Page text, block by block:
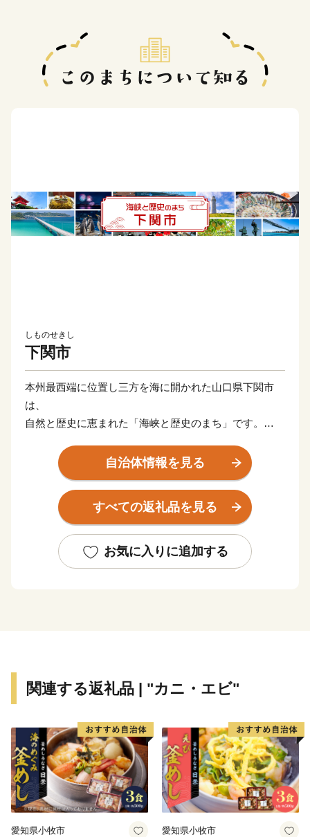
しものせきし
下関市
本州最西端に位置し三方を海に開かれた山口県下関市
は、
自然と歴史に恵まれた「海峡と歴史のまち」です。
た角島。
歴史では源平壇ノ浦の合戦、明治維新のきっかけっとな
った下関戦争、
高杉晋作の功山寺挙兵など、日本史の転換期にたびたび
幕末以降の繁栄と関門トンネル開通に繋がるストーリー
あるふぐをはじめ、
力にあふれています。
自治体情報を見る
すべての返礼品を見る
お気に入りに追加する
関連する返礼品 | "カニ・エビ"
愛知県小牧市 愛知県小牧市